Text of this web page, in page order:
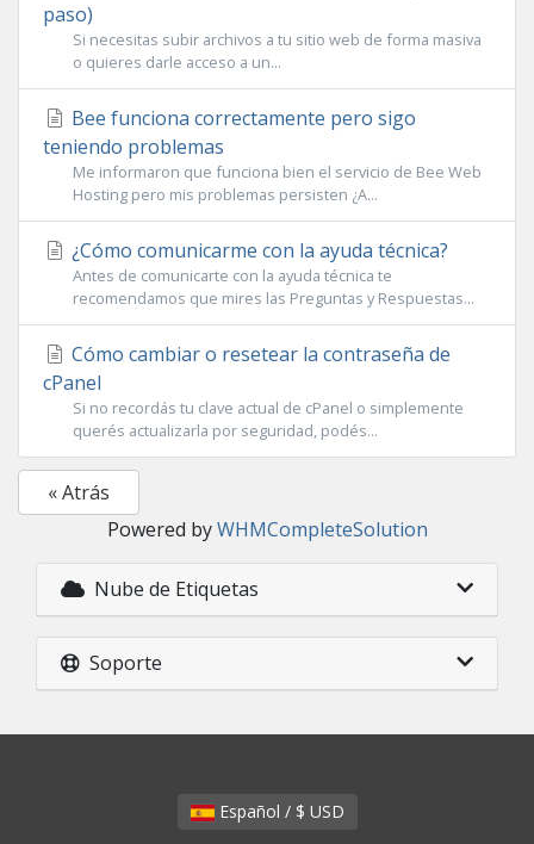
paso)
Si necesitas subir archivos a tu sitio web de forma masiva
o quieres darle acceso a un...
Bee funciona correctamente pero sigo
teniendo problemas
Me informaron que funciona bien el servicio de Bee Web
Hosting pero mis problemas persisten ¿A...
¿Cómo comunicarme con la ayuda técnica?
Antes de comunicarte con la ayuda técnica te
recomendamos que mires las Preguntas y Respuestas...
Cómo cambiar o resetear la contraseña de
cPanel
Si no recordás tu clave actual de cPanel o simplemente
querés actualizarla por seguridad, podés...
« Atrás
Powered byWHMCompleteSolution
Nube de Etiquetas
Soporte
Español / $ USD